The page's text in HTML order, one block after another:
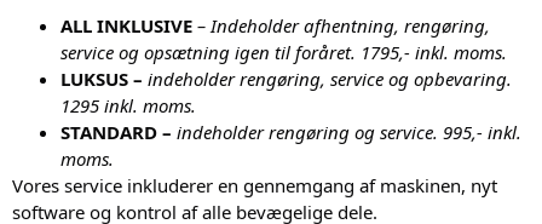
ALL INKLUSIVE
service og opsætning igen til foråret. 1795,- inkl. moms.
LUKSUS – indeholder rengøring, service og opbevaring.
1295 inkl. moms.
STANDARD – indeholder rengøring og service. 995,- inkl.
moms.
Vores service inkluderer en gennemgang af maskinen, nyt
software og kontrol af alle bevægelige dele.